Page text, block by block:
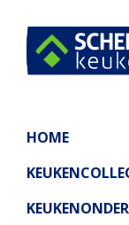
HOME